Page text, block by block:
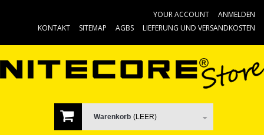
ANMELDEN
YOUR ACCOUNT
KONTAKT
SITEMAP AGBS LIEFERUNG UND VERSANDKOSTEN
Warenkorb (LEER)